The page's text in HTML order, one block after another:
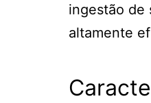
ingestão de
altamente